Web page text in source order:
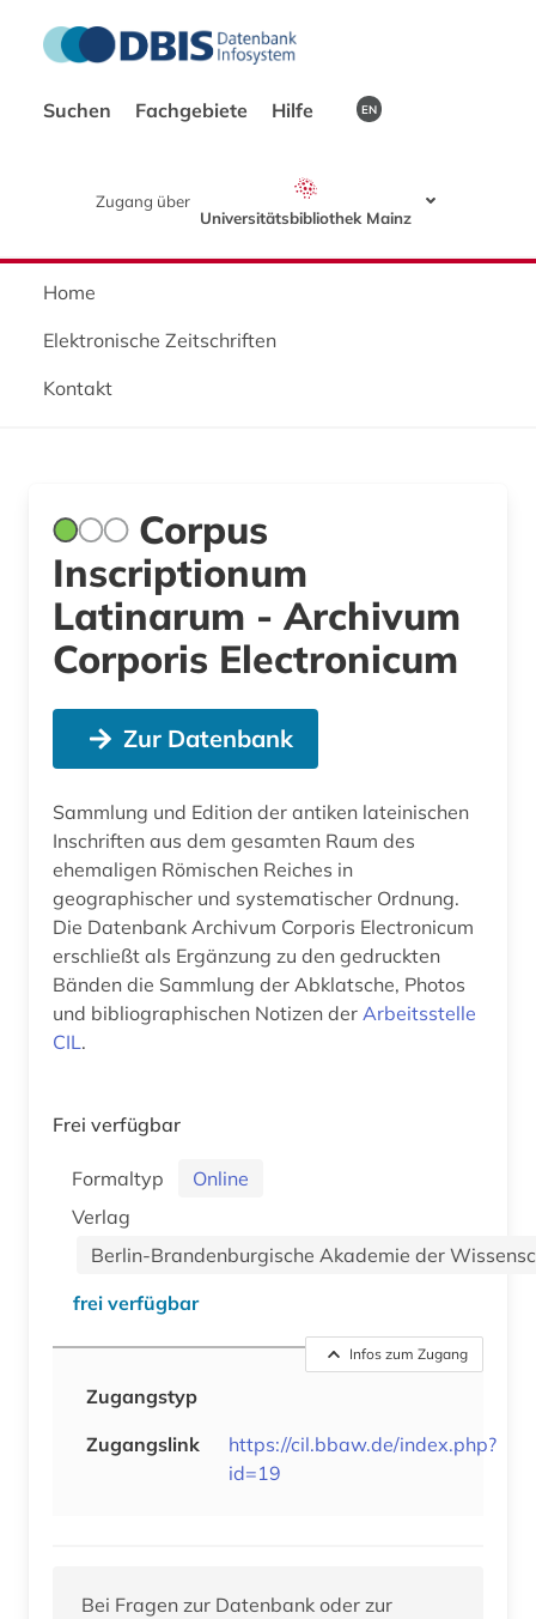
Suchen Fachgebiete Hilfe EN
Zugang über
Universitätsbibliothek Mainz
Home
Elektronische Zeitschriften
Kontakt
Corpus
Inscriptionum
Latinarum - Archivum
Corporis Electronicum
Zur Datenbank
Sammlung und Edition der antiken lateinischen
Inschriften aus dem gesamten Raum des
ehemaligen Römischen Reiches in
geographischer und systematischer Ordnung.
Die Datenbank Archivum Corporis Electronicum
erschließt als Ergänzung zu den gedruckten
Bänden die Sammlung der Abklatsche, Photos
und bibliographischen Notizen der Arbeitsstelle
CIL.
Frei verfügbar
Formaltyp
Online
Verlag
Berlin-Brandenburgische Akademie der
frei verfügbar
Infos zum Zugang
Zugangstyp
Zugangslink
https://cil.bbaw.de/index.php?
id=19
Bei Fragen zur Datenbank oder zur